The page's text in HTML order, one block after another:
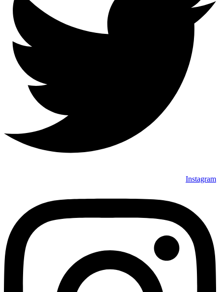
Instagram